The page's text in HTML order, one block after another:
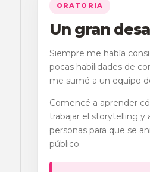
ORATORIA
Un gran
Siempre me había
pocas habilidades de
me sumé a un equipo
Comencé a aprender
trabajar el storytelling y
personas para que se
público.